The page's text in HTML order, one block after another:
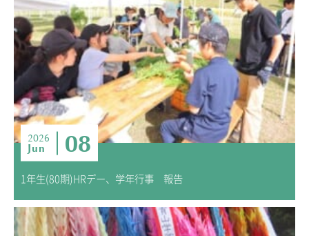
2026
Jun 08
1年生(80期)HRデー、学年行事 報告